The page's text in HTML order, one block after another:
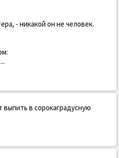
- никакой он не человек.
выпить в сорокаградусную